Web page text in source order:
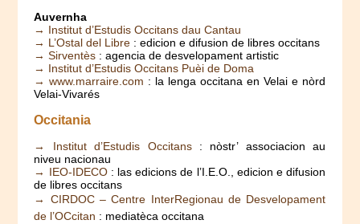
Auvernha
→ Institut d’Estudis Occitans dau Cantau
→ L’Ostal del Libre : edicion e difusion de libres occitans
→ Sirventès : agencia de desvelopament artistic
→ Institut d’Estudis Occitans Puèi de Doma
→ www.marraire.com : la lenga occitana en Velai e nòrd
Velai-Vivarés
Occitania
→ Institut d’Estudis Occitans: nòstr’ associacion au
niveu nacionau
→ IEO-IDECO: las edicions de l’I.E.O., edicion e difusion
de libres occitans
→ CIRDOC – Centre InterRegionau de Desvelopament
de l’OCcitan : mediatèca occitana